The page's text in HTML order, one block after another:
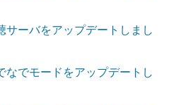
サーバをアップデートしまし
なでモードをアップデートし